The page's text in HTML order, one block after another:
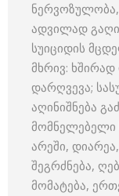
ადვილად
სუიციდის
მხრივ:
დარღვევა;
აღინიშნება
მომნელებელი
არეში,
შეგრძნება,
მომატება,